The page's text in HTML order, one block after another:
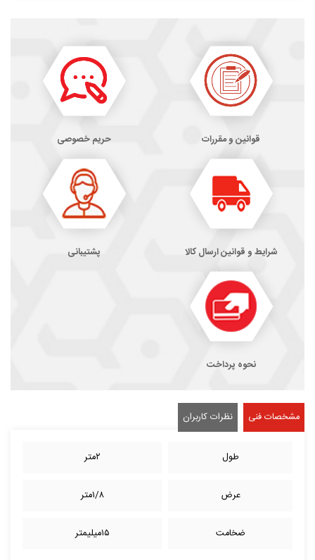
قوانین و مقررات حریم خصوصی
شرایط و قوانین ارسال کالا پشتیبانی
نحوه پرداخت
مشخصات فنی نظرات کاربران
طول ۲متر
عرض ۱/۸متر
ضخامت ۱۵میلیمتر